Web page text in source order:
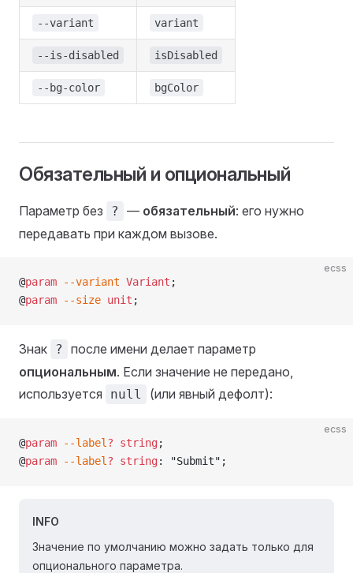
--variant variant
--is-disabled isDisabled
--bg-color bgColor
Обязательный и опциональный
Параметр без ? — обязательный: его нужно
передавать при каждом вызове.
ecss
@param --variant Variant ;
@param --size unit ;
Знак ?
после имени делает параметр
опциональным. Если значение не передано,
используется
null (или явный дефолт):
ecss
@param --label ? string;
@param --label ? string: "Submit";
INFO
Значение по умолчанию можно задать только для
опционального параметра.